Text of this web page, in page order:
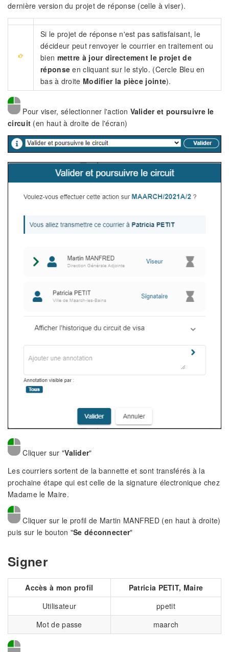
dernière version du projet de réponse (celle à viser).
Si le projet de réponse n'est pas satisfaisant, le
décideur peut renvoyer le courrier en traitement ou
bien mettre à jour directement le projet de
réponse en cliquant sur le stylo. (Cercle Bleu en
bas à droite Modifier la pièce jointe).
Pour viser, sélectionner l'action Valider et poursuivre le
circuit (en haut à droite de l'écran)
Cliquer sur "Valider"
Les courriers sortent de la bannette et sont transférés à la
prochaine étape qui est celle de la signature électronique chez
Madame le Maire.
Cliquer sur le profil de Martin MANFRED (en haut à droite)
puis sur le bouton "Se déconnecter"
Signer
Accès à mon profil
Patricia PETIT, Maire
Utilisateur
ppetit
Mot de passe
maarch